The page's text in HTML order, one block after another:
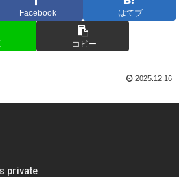
Facebook はてブ
コピー
2025.12.16